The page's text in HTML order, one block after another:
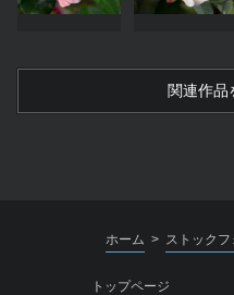
関連作品
ホーム > ストック
トップページ